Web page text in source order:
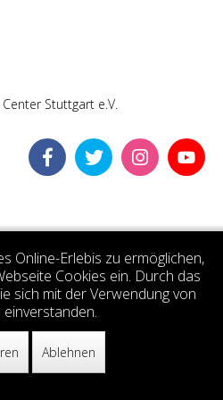
Center Stuttgart e.V.
Online-Erlebis zu ermöglichen,
Cookies ein. Durch das
sich mit der Verwendung von
einverstanden.
Ablehnen